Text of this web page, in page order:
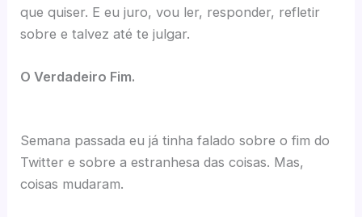
que quiser. E eu juro, vou ler, responder, refletir
sobre e talvez até te julgar.
O Verdadeiro Fim.
Semana passada eu já tinha falado sobre o fim do
Twitter e sobre a estranhesa das coisas. Mas,
coisas mudaram.